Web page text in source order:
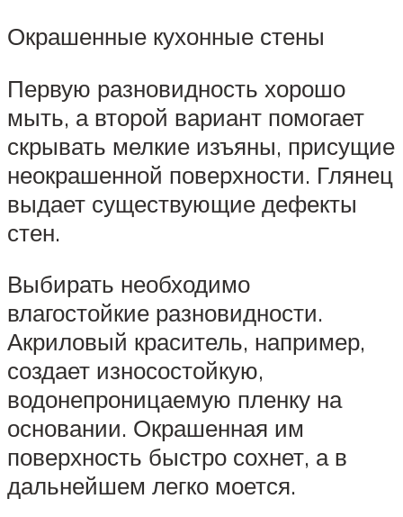
Окрашенные кухонные стены
Первую разновидность хорошо
мыть, а второй вариант помогает
скрывать мелкие изъяны, присущие
неокрашенной поверхности. Глянец
выдает существующие дефекты
стен.
Выбирать необходимо
влагостойкие разновидности.
Акриловый краситель, например,
создает износостойкую,
водонепроницаемую пленку на
основании. Окрашенная им
поверхность быстро сохнет, а в
дальнейшем легко моется.